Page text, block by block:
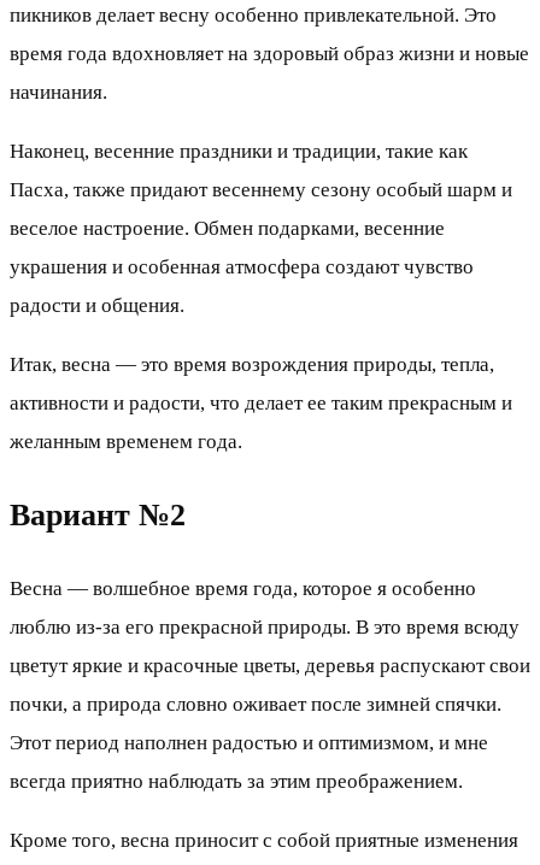
пикников делает весну особенно привлекательной. Это
время года вдохновляет на здоровый образ жизни и новые
начинания.
Наконец, весенние праздники и традиции, такие как
Пасха, также придают весеннему сезону особый шарм и
веселое настроение. Обмен подарками, весенние
украшения и особенная атмосфера создают чувство
радости и общения.
Итак, весна — это время возрождения природы, тепла,
активности и радости, что делает ее таким прекрасным и
желанным временем года.
Вариант №2
Весна — волшебное время года, которое я особенно
люблю из-за его прекрасной природы. В это время всюду
цветут яркие и красочные цветы, деревья распускают свои
почки, а природа словно оживает после зимней спячки.
Этот период наполнен радостью и оптимизмом, и мне
всегда приятно наблюдать за этим преображением.
Кроме того, весна приносит с собой приятные изменения